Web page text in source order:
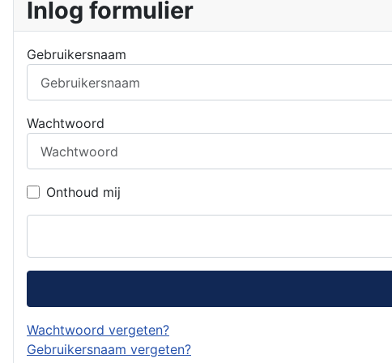
Inlog formulier
Gebruikersnaam
Wachtwoord
Onthoud mij
Wachtwoord vergeten?
Gebruikersnaam vergeten?